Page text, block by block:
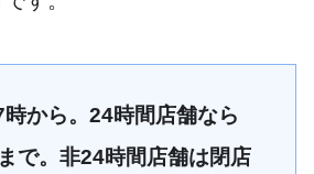
から。24時間店舗なら
で。非24時間店舗は閉店